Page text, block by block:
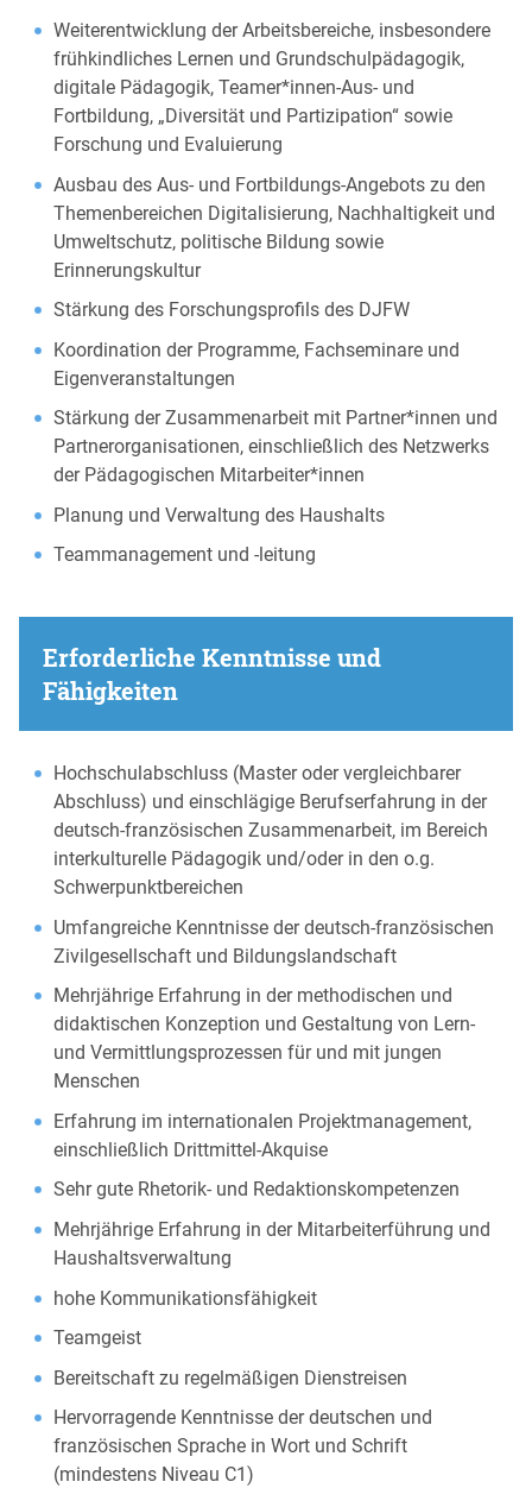
Weiterentwicklung der Arbeitsbereiche, insbesondere
frühkindliches Lernen und Grundschulpädagogik,
digitale Pädagogik, Teamer*innen-Aus- und
Fortbildung, „Diversität und Partizipation“ sowie
Forschung und Evaluierung
Ausbau des Aus- und Fortbildungs-Angebots zu den
Themenbereichen Digitalisierung, Nachhaltigkeit und
Umweltschutz, politische Bildung sowie
Erinnerungskultur
Stärkung des Forschungsprofils des DJFW
Koordination der Programme, Fachseminare und
Eigenveranstaltungen
Stärkung der Zusammenarbeit mit Partner*innen und
Partnerorganisationen, einschließlich des Netzwerks
der Pädagogischen Mitarbeiter*innen
Planung und Verwaltung des Haushalts
Teammanagement und -leitung
Erforderliche Kenntnisse und
Fähigkeiten
Hochschulabschluss (Master oder vergleichbarer
Abschluss) und einschlägige Berufserfahrung in der
deutsch-französischen Zusammenarbeit, im Bereich
interkulturelle Pädagogik und/oder in den o.g.
Schwerpunktbereichen
Umfangreiche Kenntnisse der deutsch-französischen
Zivilgesellschaft und Bildungslandschaft
Mehrjährige Erfahrung in der methodischen und
didaktischen Konzeption und Gestaltung von Lern-
und Vermittlungsprozessen für und mit jungen
Menschen
Erfahrung im internationalen Projektmanagement,
einschließlich Drittmittel-Akquise
Sehr gute Rhetorik- und Redaktionskompetenzen
Mehrjährige Erfahrung in der Mitarbeiterführung und
Haushaltsverwaltung
hohe Kommunikationsfähigkeit
Teamgeist
Bereitschaft zu regelmäßigen Dienstreisen
Hervorragende Kenntnisse der deutschen und
französischen Sprache in Wort und Schrift
(mindestens Niveau C1)